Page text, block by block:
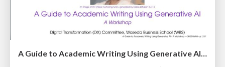
A Guide to Academic Writing Using Generative AI - A Workshop